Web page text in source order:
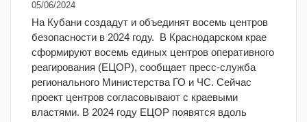
05/06/2024
На Кубани создадут и объединят восемь центров
безопасности в 2024 году. В Краснодарском крае
сформируют восемь единых центров оперативного
реагирования (ЕЦОР), сообщает пресс-служба
регионального Министерства ГО и ЧС. Сейчас
проект центров согласовывают с краевыми
властями. В 2024 году ЕЦОР появятся вдоль